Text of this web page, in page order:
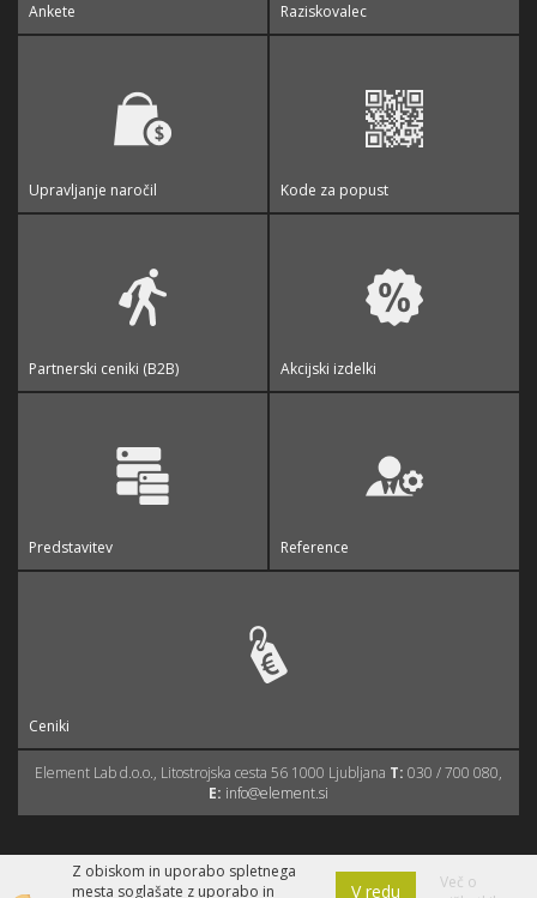
Ankete Raziskovalec
Upravljanje naročil Kode za popust
Partnerski ceniki (B2B) Akcijski izdelki
Predstavitev Reference
Ceniki
Element Lab d.o.o., Litostrojska cesta 56 1000 Ljubljana T: 030 / 700 080,
E: info@element.si
Izdelava spletne trgovine
Z obiskom in uporabo spletnega
mesta soglašate z uporabo in
V redu
Več o